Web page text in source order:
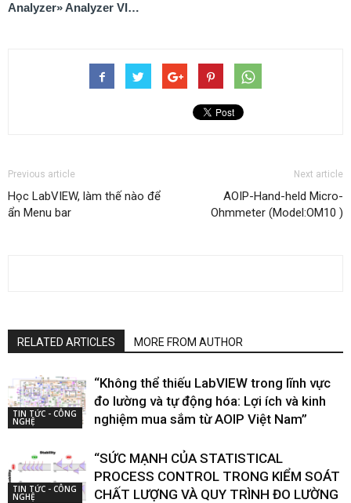
Analyzer»Analyzer VI…
Previous article
Học LabVIEW, làm thế nào để
ẩn Menu bar
Next article
AOIP-Hand-held Micro-
Ohmmeter (Model:OM10 )
RELATED ARTICLES MORE FROM AUTHOR
TIN TỨC - CÔNG
NGHỆ
“Không thể thiếu LabVIEW trong lĩnh vực
đo lường và tự động hóa: Lợi ích và kinh
nghiệm mua sắm từ AOIP Việt Nam”
TIN TỨC - CÔNG
NGHỆ
“SỨC MẠNH CỦA STATISTICAL
PROCESS CONTROL TRONG KIỂM SOÁT
CHẤT LƯỢNG VÀ QUY TRÌNH ĐO LƯỜNG